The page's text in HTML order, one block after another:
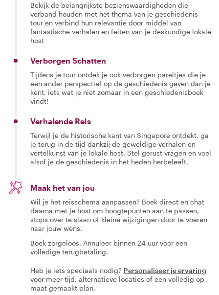
Bekijk de belangrijkste bezienswaardigheden die
verband houden met het thema van je geschiedenis
tour en verbind hun relevantie door middel van
fantastische verhalen en feiten van je deskundige lokale
host
Verborgen Schatten
Tijdens je tour ontdek je ook verborgen pareltjes die je
een ander perspectief op de geschiedenis geven dan je
kent, iets wat je niet zomaar in een geschiedenisboek
vindt!
Verhalende Reis
Terwijl je de historische kant van Singapore ontdekt, ga
je terug in de tijd dankzij de geweldige verhalen en
vertelkunst van je lokale host. Stel gerust vragen en voel
alsof je de geschiedenis in het heden herbeleeft.
Maak het van jou
Wil je het reisschema aanpassen? Boek direct en chat
daarna met je host om hoogtepunten aan te passen,
stops over te slaan of kleine wijzigingen door te voeren
naar jouw wens.
Boek zorgeloos. Annuleer binnen 24 uur voor een
volledige terugbetaling.
Heb je iets speciaals nodig? Personaliseer je ervaring
voor meer tijd, alternatieve locaties of een volledig op
maat gemaakt plan.